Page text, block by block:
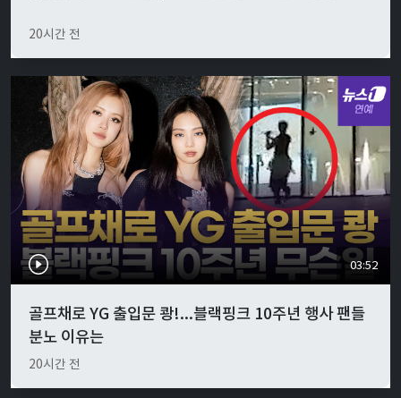
20시간 전
03:52
골프채로 YG 출입문 쾅!...블랙핑크 10주년 행사 팬들
분노 이유는
20시간 전